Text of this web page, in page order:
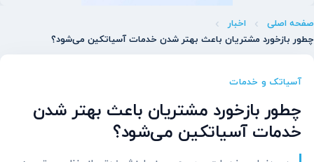
صفحه اصلی
اخبار
چطور بازخورد مشتریان باعث بهتر شدن خدمات آسیاتکین می‌شود؟
آسیاتک و خدمات
چطور بازخورد مشتریان باعث بهتر شدن
خدمات آسیاتکین می‌شود؟